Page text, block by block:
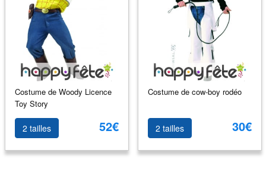
Costume de Woody Licence
Toy Story
2 tailles 52€
Costume de cow-boy rodéo
2 tailles 30€